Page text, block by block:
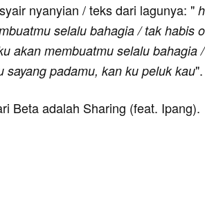
nyanyian / teks dari lagunya: "
selalu bahagia / tak habis
akan membuatmu selalu bahagia
sayang padamu, kan ku peluk kau".
Beta adalah Sharing (feat. Ipang).